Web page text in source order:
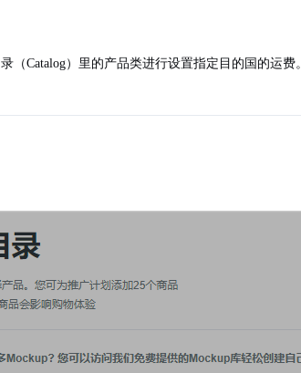
（Catalog）里的产品类进行设置指定目的国的运